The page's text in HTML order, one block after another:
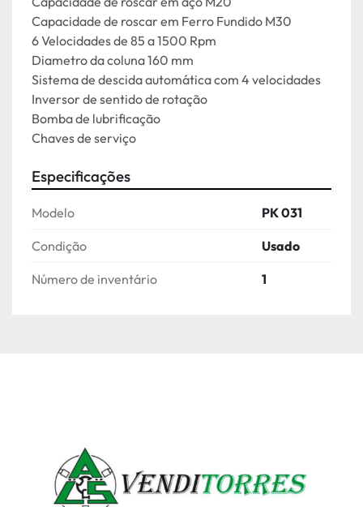
Capacidade de roscar em Ferro Fundido M30
6 Velocidades de 85 a 1500 Rpm
Diametro da coluna 160 mm
Sistema de descida automática com 4 velocidades
Inversor de sentido de rotação
Bomba de lubrificação
Chaves de serviço
Especificações
Modelo PK 031
Condição Usado
Número de inventário 1